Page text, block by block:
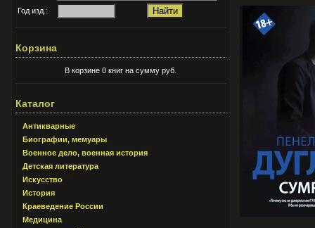
Год изд.:
Корзина
В корзине 0 книг на сумму руб.
Каталог
Антикварные
Биографии, мемуары
Военное дело, военная история
Детская литература
Искусство
История
Краеведение России
Медицина